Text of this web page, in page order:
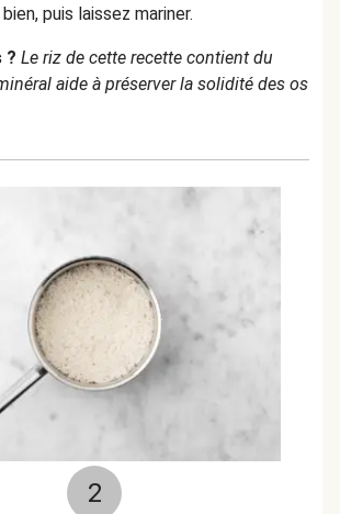
puis laissez mariner.
? Le riz de cette recette contient du
aide à préserver la solidité des os
2